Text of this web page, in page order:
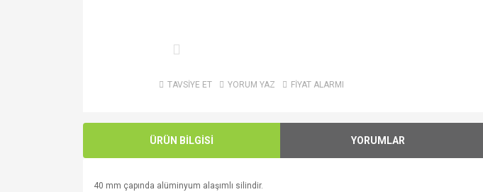
TAVSİYE ET YORUM YAZ FİYAT ALARMI
ÜRÜN BİLGİSİ YORUMLAR
40 mm çapında alüminyum alaşımlı silindir.